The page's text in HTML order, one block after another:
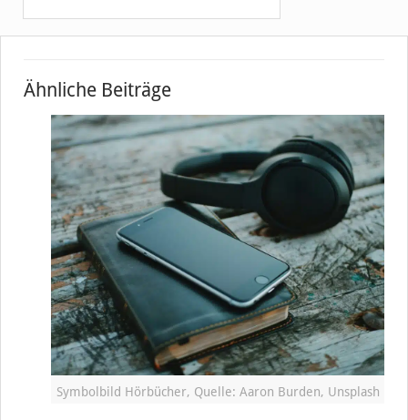
Ähnliche Beiträge
Symbolbild Hörbücher, Quelle: Aaron Burden, Unsplash